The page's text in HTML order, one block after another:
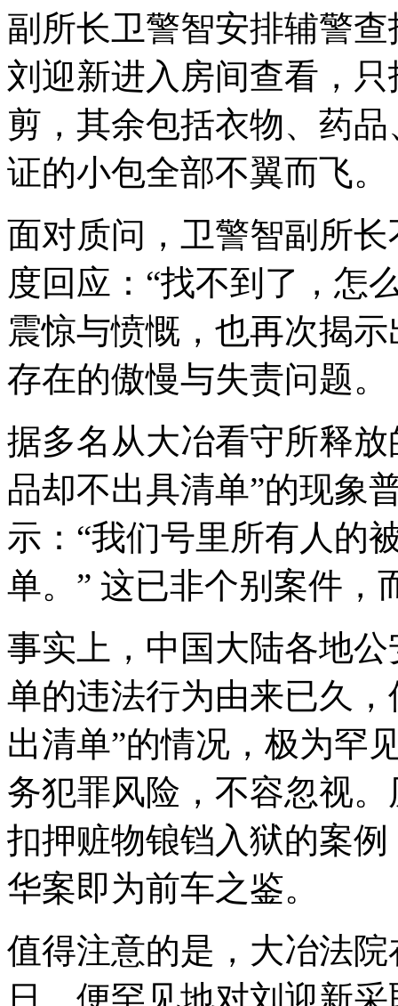
副所长卫警智安排辅警
刘迎新进入房间查看，
剪，其余包括衣物、药
证的小包全部不翼而飞。
面对质问，卫警智副所
度回应：“找不到了，怎
震惊与愤慨，也再次揭
存在的傲慢与失责问题。
据多名从大冶看守所释
品却不出具清单”的现象
示：“我们号里所有人的
单。” 这已非个别案件，
事实上，中国大陆各地
单的违法行为由来已久
出清单”的情况，极为罕
务犯罪风险，不容忽视
扣押赃物锒铛入狱的案
华案即为前车之鉴。
值得注意的是，大冶法
日，便罕见地对刘迎新